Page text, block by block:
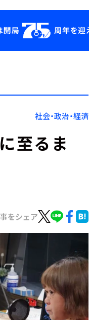
YouTube
会社情報社会・政治・経済
至るま
をシェア